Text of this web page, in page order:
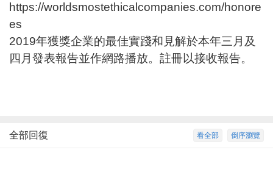
https://worldsmostethicalcompanies.com/honore
es
2019年獲獎企業的最佳實踐和見解於本年三月及
四月發表報告並作網路播放。 註冊以接收報告。
倒序瀏覽
看全部
全部回復